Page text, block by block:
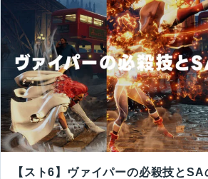
【スト6】ヴァイパーの必殺技と